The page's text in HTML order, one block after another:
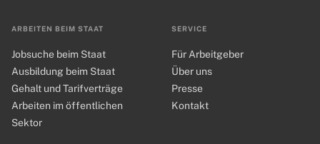
ARBEITEN BEIM STAAT
Jobsuche beim Staat
Ausbildung beim Staat
Gehalt und Tarifverträge
Arbeiten im öffentlichen
Sektor
SERVICE
Für Arbeitgeber
Über uns
Presse
Kontakt